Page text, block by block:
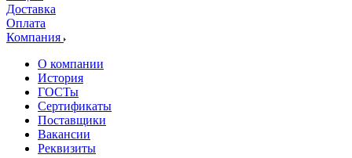
Доставка
Оплата
Компания
О компании
История
ГОСТы
Сертификаты
Поставщики
Вакансии
Реквизиты